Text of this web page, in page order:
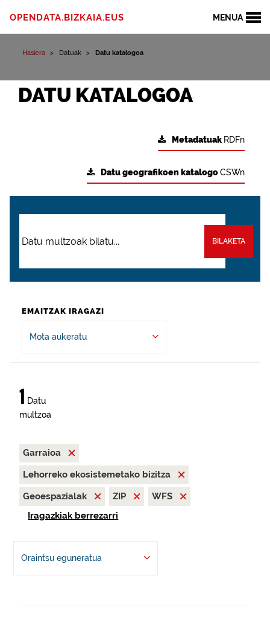
MENUA
OPENDATA.BIZKAIA.EUS
Hasiera Datuak Datu katalogoa
DATU KATALOGOA
Metadatuak RDFn
Datu geografikoen katalogoCSWn
BILAKETA
EMAITZAK IRAGAZI
Mota aukeratu
1 Datu
multzoa
Garraioa
Lehorreko ekosistemetako bizitza
Geoespazialak
ZIP
WFS
Iragazkiak berrezarri
Oraintsu eguneratua